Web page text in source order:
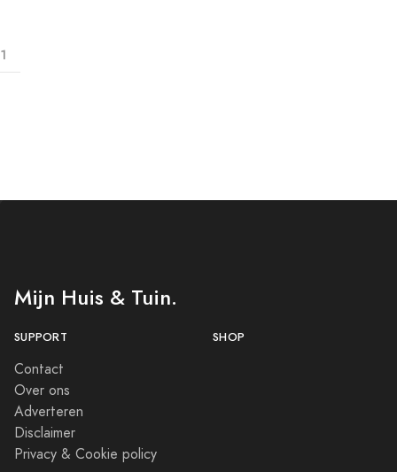
1
Mijn Huis & Tuin.
SUPPORT
Contact
Over ons
Adverteren
Disclaimer
Privacy & Cookie policy
SHOP